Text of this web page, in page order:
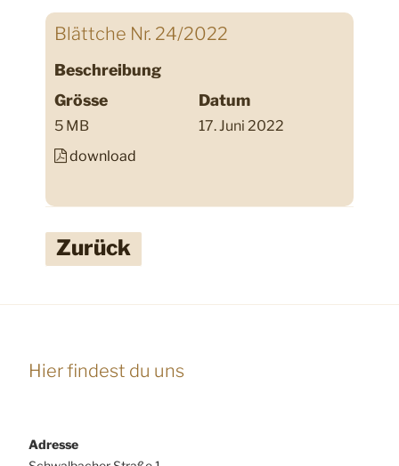
Blättche Nr. 24/2022
Beschreibung
Grösse
5 MB
Datum
17. Juni 2022
download
Zurück
Hier findest du uns
Adresse